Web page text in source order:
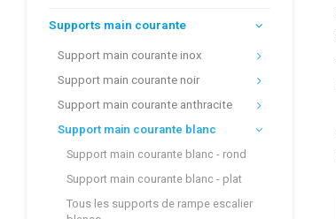
Supports main courante
Support main courante inox
Support main courante noir
Support main courante anthracite
Support main courante blanc
Support main courante blanc - rond
Support main courante blanc - plat
Tous les supports de rampe escalier